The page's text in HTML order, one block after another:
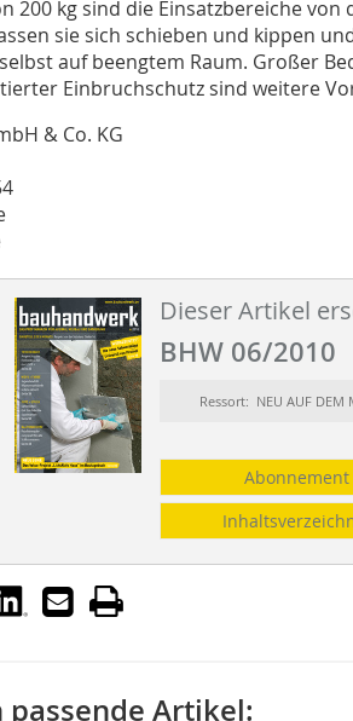
200 kg sind die Einsatzbereiche von
sie sich schieben und kippen
auf beengtem Raum. Großer
Einbruchschutz sind weitere
& Co. KG
Dieser Artikel
BHW 06/2010
Ressort: NEU AUF DEM
Abonnement
passende Artikel: